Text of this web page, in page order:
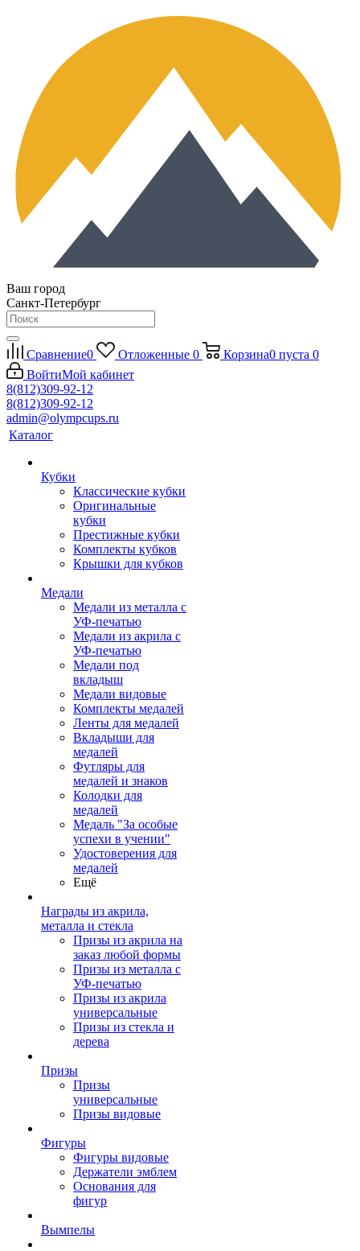
Ваш город
Санкт-Петербург
Сравнение0 Отложенные 0 Корзина0 пуста 0
ВойтиМой кабинет
8(812)309-92-12
8(812)309-92-12
admin@olympcups.ru
Каталог
Кубки
Классические кубки
Оригинальные
кубки
Престижные кубки
Комплекты кубков
Крышки для кубков
Медали
Медали из металла с
УФ-печатью
Медали из акрила с
УФ-печатью
Медали под
вкладыш
Медали видовые
Комплекты медалей
Ленты для медалей
Вкладыши для
медалей
Футляры для
медалей и знаков
Колодки для
медалей
Медаль "За особые
успехи в учении"
Удостоверения для
медалей
Ещё
Награды из акрила,
металла и стекла
Призы из акрила на
заказ любой формы
Призы из металла с
УФ-печатью
Призы из акрила
универсальные
Призы из стекла и
дерева
Призы
Призы
универсальные
Призы видовые
Фигуры
Фигуры видовые
Держатели эмблем
Основания для
фигур
Вымпелы